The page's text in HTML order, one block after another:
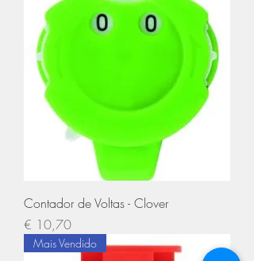
Contador de Voltas - Clover
Preço
€ 10,70
Mais Vendido